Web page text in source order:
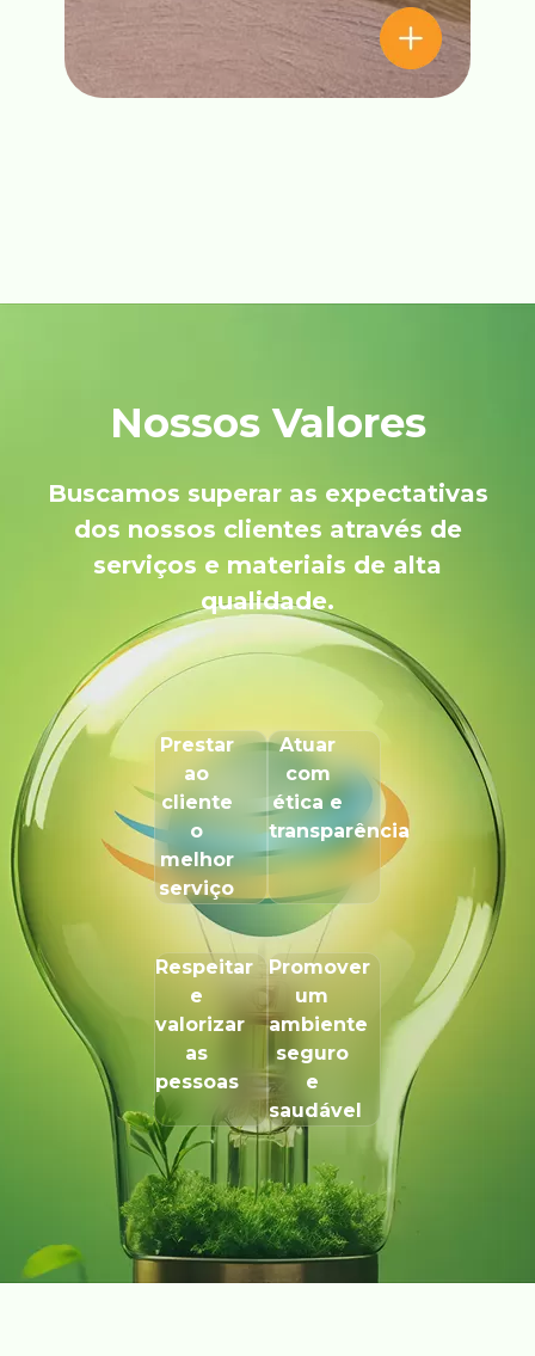
Nossos Valores
Buscamos superar as expectativas
dos nossos clientes através de
serviços e materiais de alta
qualidade.
Prestar
ao
cliente
o
melhor
serviço
Atuar
com
ética e
transparência
Respeitar
e
valorizar
as
pessoas
Promover
um
ambiente
seguro
e
saudável